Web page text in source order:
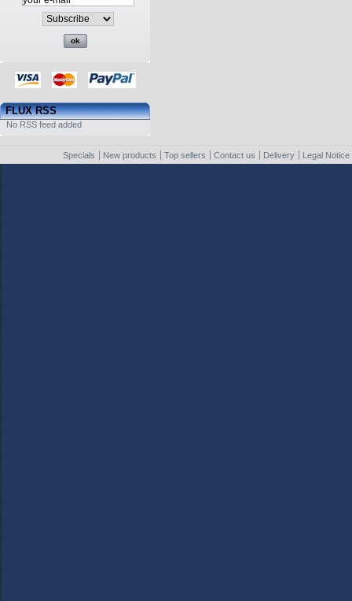
FLUX RSS
No RSS feed added
Specials New products Top sellers Contact us Delivery Legal Notice